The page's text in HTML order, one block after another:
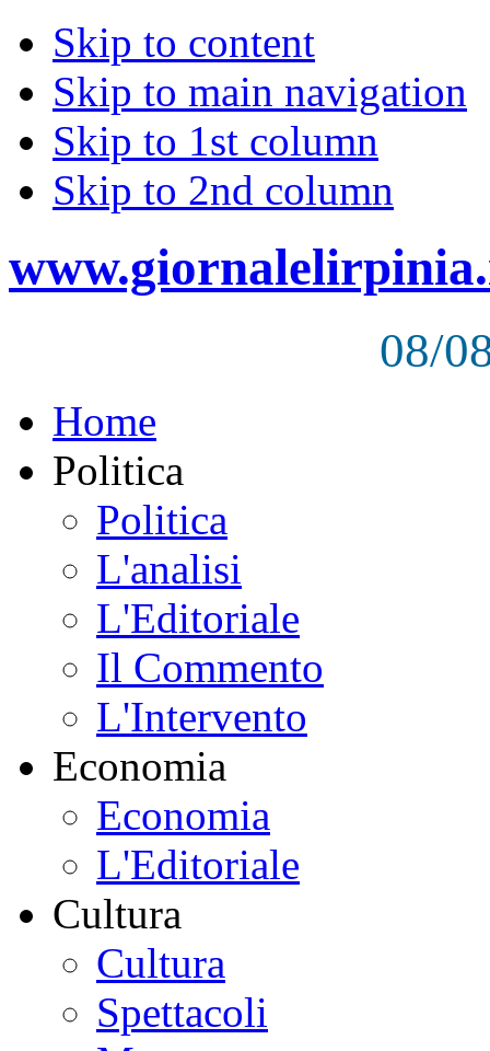
Skip to content
Skip to main navigation
Skip to 1st column
Skip to 2nd column
08/
Home
Politica
Politica
L'analisi
L'Editoriale
Il Commento
L'Intervento
Economia
Economia
L'Editoriale
Cultura
Cultura
Spettacoli